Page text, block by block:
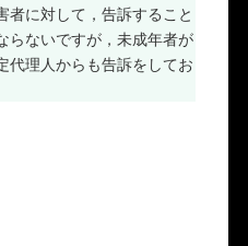
者に対して，告訴すること
らないですが，未成年者が
代理人からも告訴をしてお